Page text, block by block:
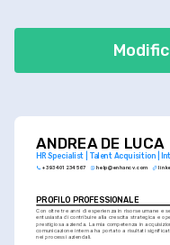
di Risorse Umane e
ANDREA DE LUCA
HR Specialist | Talent Acquisition |
+393 401 234 567 help@enhancv.com
PROFILO PROFESSIONALE
Con oltre tre anni di esperienza in risorse umane e
entusiasta di contribuire alla crescita strategica e
prestigiosa azienda. La mia competenza in
comunicazione interna ha portato a risultati
nei processi aziendali.